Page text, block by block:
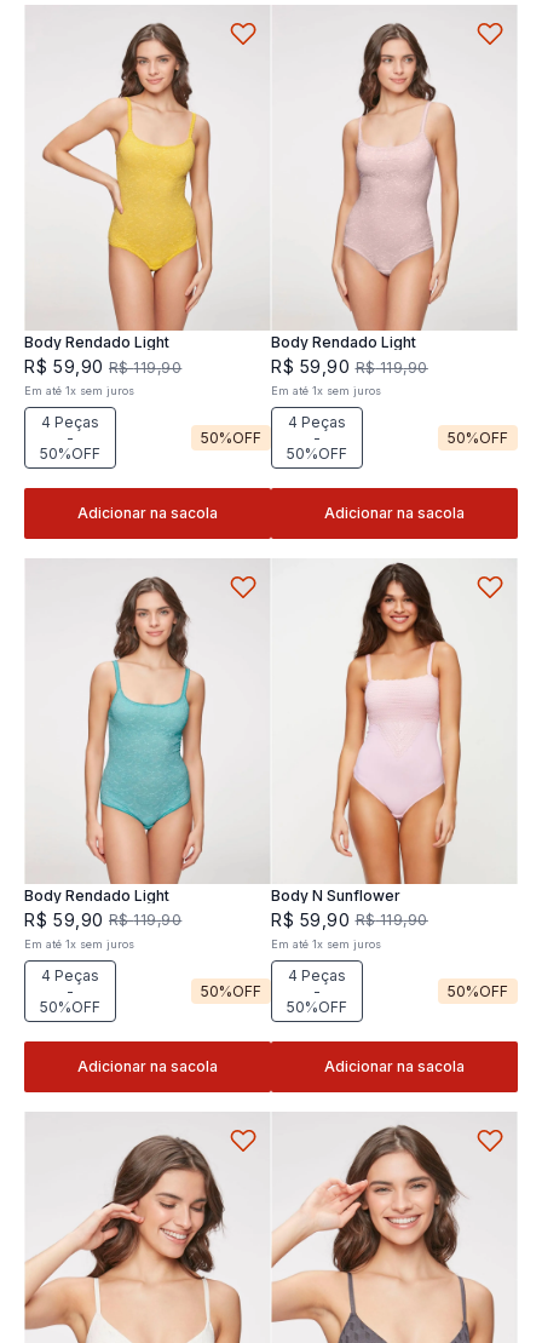
Body Rendado Light
R$ 59 90 R$ 119,90
Em até1x sem juros
4 Peças
-
50%OFF
50%OFF
Adicionar na sacola
Body Rendado Light
R$ 59 ,90 R$ 119,90
Em até 1x sem juros
4 Peças
-
50%OFF
50%OFF
Adicionar na sacola
Body Rendado Light
R$ 59 90 R$ 119,90
Em até1x sem juros
4 Peças
-
50%OFF
50%OFF
Adicionar na sacola
Body N Sunflower
R$ 59 ,90 R$ 119,90
Em até 1x sem juros
4 Peças
-
50%OFF
50%OFF
Adicionar na sacola